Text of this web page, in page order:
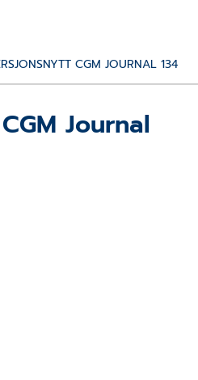
CGM JOURNAL 134
Journal